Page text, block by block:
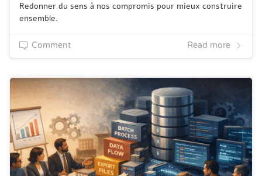
Redonner du sens à nos compromis pour mieux construire
ensemble.
Comment Read more